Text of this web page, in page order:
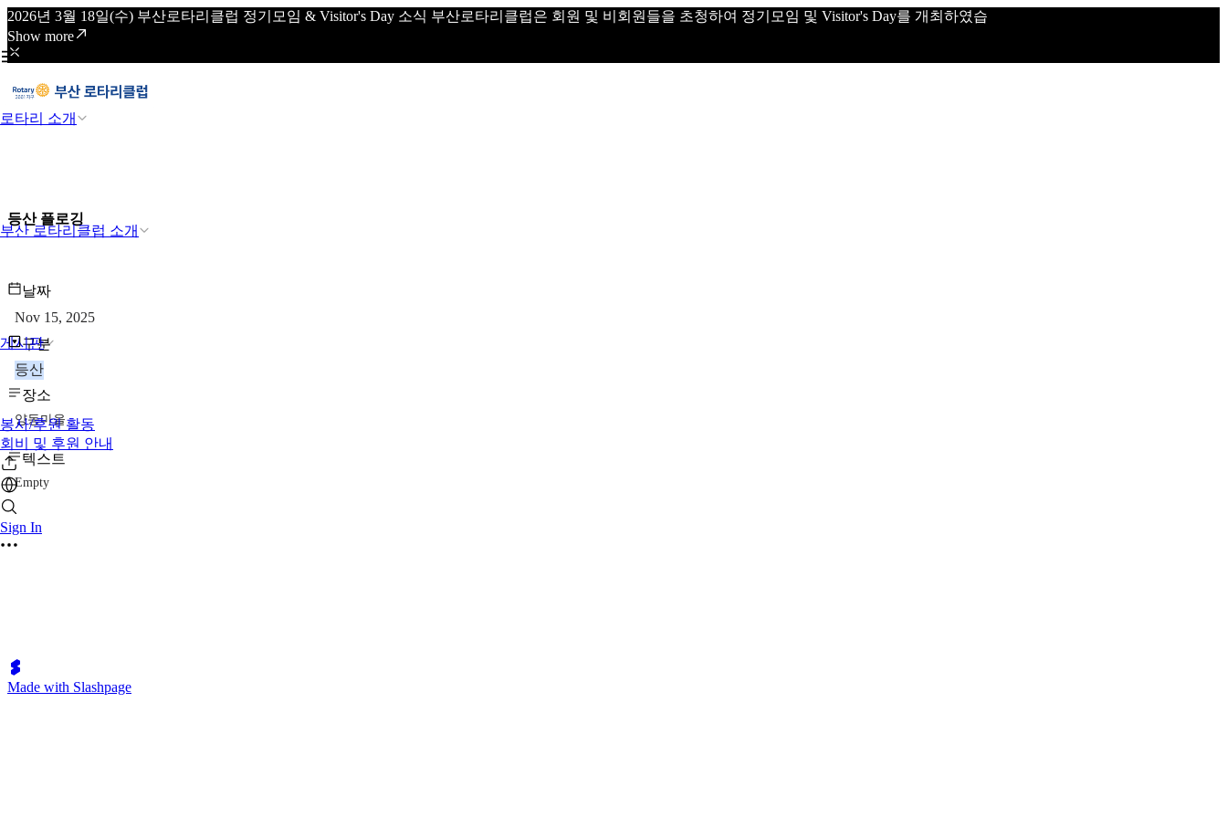
2026년 3월 18일(수) 부산로타리클럽 정기모임 & Visitor's Day 소식 부산로타리클럽은 회원 및 비회원들을 초청하여 정기모임 및 Visitor's Day를 개최하였습
Show more
로타리 소개
부산 로타리클럽 소개
게시판
봉사/후원 활동
회비 및 후원 안내
Sign In
등산 플로깅
날짜
Nov 15, 2025
구분
등산
장소
양동마을
텍스트
Empty
Made with Slashpage